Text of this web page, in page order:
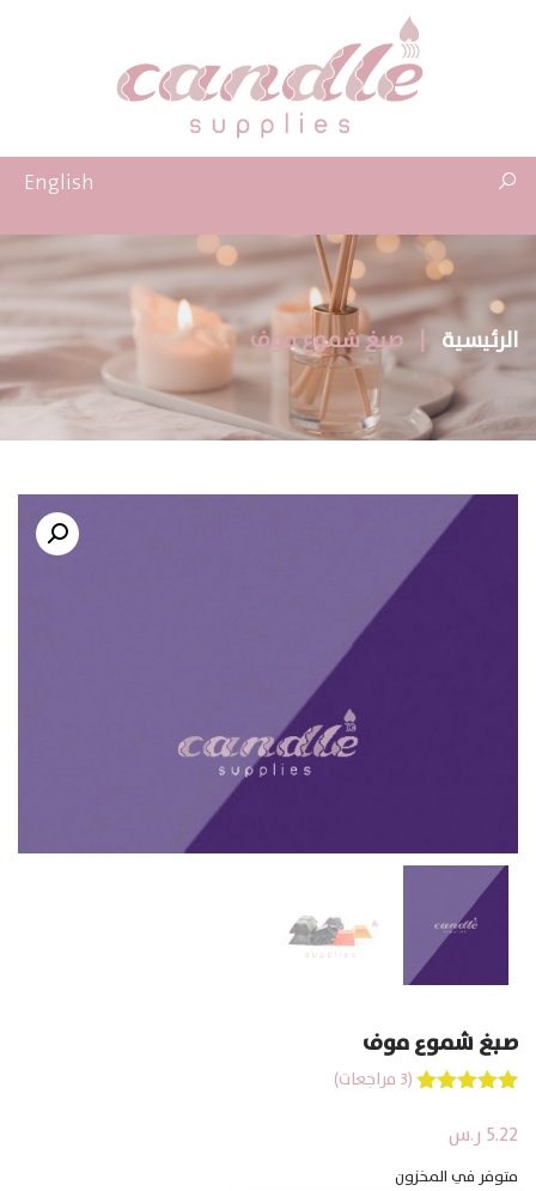
English
الرئيسية صبغ شموع موف
صبغ شموع موف
5.00
بناءً على
(
3 مراجعات)
5.22 ر.س
متوفر في المخزون